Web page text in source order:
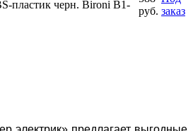
пластик черн. Bironi B1-
руб. заказ